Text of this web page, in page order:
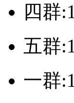
四群
五群
一群